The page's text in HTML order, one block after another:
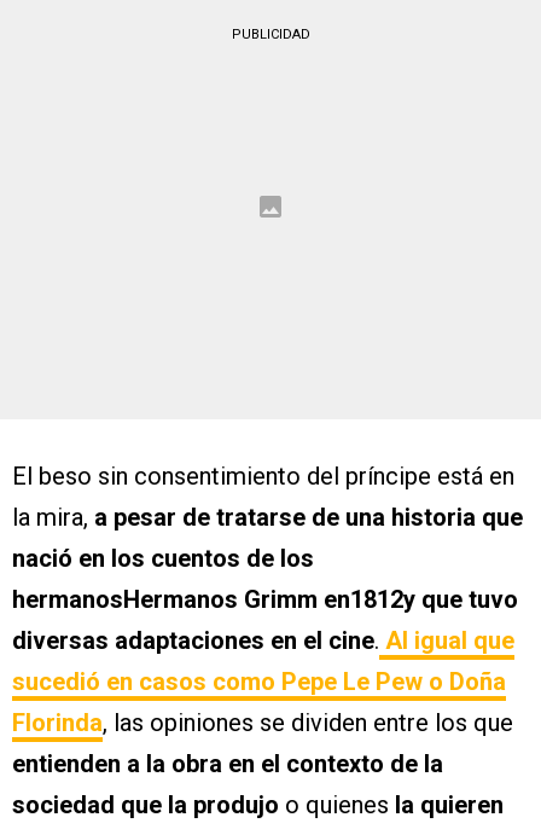
PUBLICIDAD
El beso sin consentimiento del príncipe está en
la mira, a pesar de tratarse de una historia que
nació en los cuentos de los
hermanosHermanos Grimm en1812y que tuvo
diversas adaptaciones en el cine. Al igual que
sucedió en casos como Pepe Le Pew o Doña
Florinda, las opiniones se dividen entre los que
entienden a la obra en el contexto de la
sociedad que la produjo o quienes la quieren